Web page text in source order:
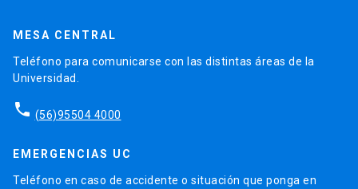
MESA CENTRAL
Teléfono para comunicarse con las distintas áreas de la
Universidad.
phone (56)95504 4000
EMERGENCIAS UC
Teléfono en caso de accidente o situación que ponga en